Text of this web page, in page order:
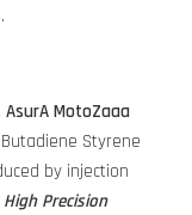
AsurA MotoZaaa
Styrene
by injection
High Precision